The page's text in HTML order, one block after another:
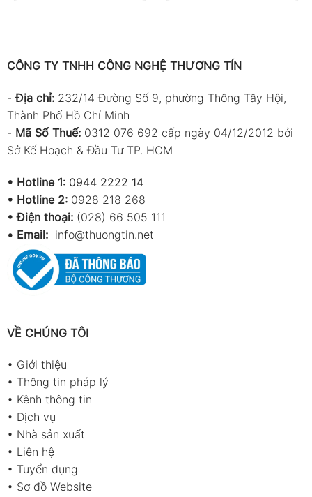
CÔNG TY TNHH CÔNG NGHỆ THƯƠNG TÍN
-Địa chỉ: 232/14 Đường Số 9, phường Thông Tây Hội,
Thành Phố Hồ Chí Minh
- Mã Số Thuế: 0312 076 692 cấp ngày 04/12/2012 bởi
Sở Kế Hoạch & Đầu Tư TP. HCM
• Hotline 1: 0944 2222 14
• Hotline 2: 0928 218 268
• Điện thoại: (028) 66 505 111
• Email: info@thuongtin.net
VỀ CHÚNG TÔI
• Giới thiệu
• Thông tin pháp lý
• Kênh thông tin
• Dịch vụ
• Nhà sản xuất
• Liên hệ
• Tuyển dụng
• Sơ đồ Website